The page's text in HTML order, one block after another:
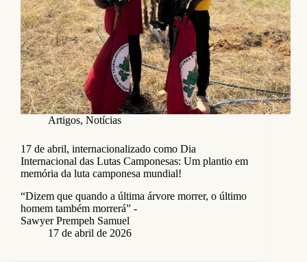
Artigos, Notícias
17 de abril, internacionalizado como Dia
Internacional das Lutas Camponesas: Um plantio em
memória da luta camponesa mundial!
“Dizem que quando a última árvore morrer, o último
homem também morrerá” -
Sawyer Prempeh Samuel
17 de abril de 2026